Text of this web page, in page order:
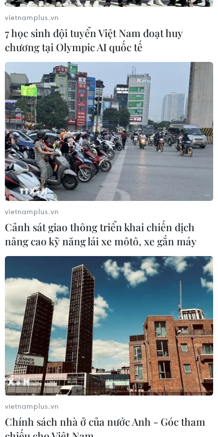
Tái khởi động nhiều dự án hạ tầng trọng
điểm tại TP Hồ Chí Minh
21/04/2021 12:59
Thời gian qua, bên cạnh nhiều dự án hạ tầng trọng
điểm được đầu tư hiệu quả, góp phần phát triển diện
mạo đô thị TP.HCM, cũng còn một số dự án triển khai
dang dở hoặc chậm triển khai, gây lãng phí.
Hà Nội chặn phương tiện trên đường Vành
đai 3 trên cao
22/04/2021 05:46
Trên đường vành đai 3 trên cao đoạn từ Mai Dịch (Mố
A1) đến đầu cầu Thăng Long (Mố A2) sẽ cấm toàn bộ
vietnamplus.vn
7 học sinh đội tuyển Việt Nam đoạt huy
chương tại Olympic AI quốc tế
vietnamplus.vn
Cảnh sát giao thông triển khai chiến dịch
nâng cao kỹ năng lái xe môtô, xe gắn máy
vietnamplus.vn
Chính sách nhà ở của nước Anh - Góc tham